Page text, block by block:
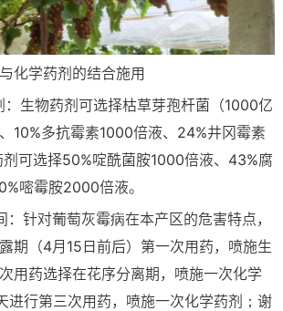
化学药剂的结合施用
：生物药剂可选择枯草芽孢杆菌（1000亿
10%多抗霉素1000倍液、24%井冈霉素
可选择50%啶酰菌胺1000倍液、43%腐
嘧霉胺2000倍液。
：针对葡萄灰霉病在本产区的危害特点，
期（4月15日前后）第一次用药，喷施生
用药选择在花序分离期，喷施一次化学
进行第三次用药，喷施一次化学药剂；谢